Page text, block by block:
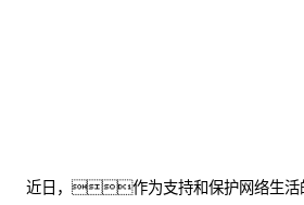
近日，作为支持和保护网络生